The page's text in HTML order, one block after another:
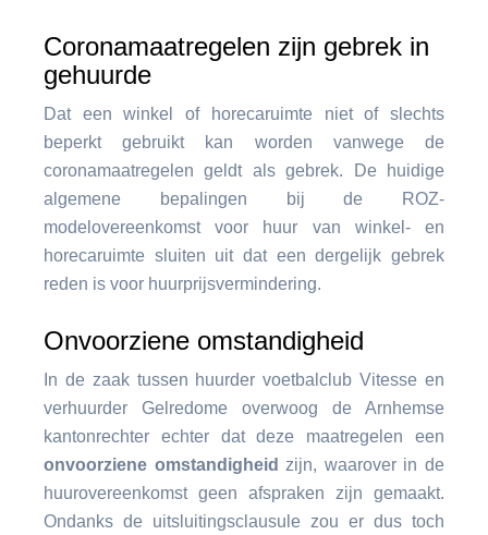
Coronamaatregelen zijn gebrek in
gehuurde
Dat een winkel of horecaruimte niet of slechts
beperkt gebruikt kan worden vanwege de
coronamaatregelen geldt als gebrek. De huidige
algemene bepalingen bij de ROZ-
modelovereenkomst voor huur van winkel- en
horecaruimte sluiten uit dat een dergelijk gebrek
reden is voor huurprijsvermindering.
Onvoorziene omstandigheid
In de zaak tussen huurder voetbalclub Vitesse en
verhuurder Gelredome overwoog de Arnhemse
kantonrechter echter dat deze maatregelen een
onvoorziene omstandigheid zijn, waarover in de
huurovereenkomst geen afspraken zijn gemaakt.
Ondanks de uitsluitingsclausule zou er dus toch